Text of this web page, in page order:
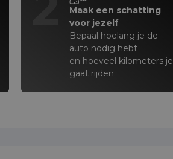
Maak een schatting
voor jezelf
Bepaal hoelang je de
auto nodig hebt
en hoeveel kilometers je
gaat rijden.